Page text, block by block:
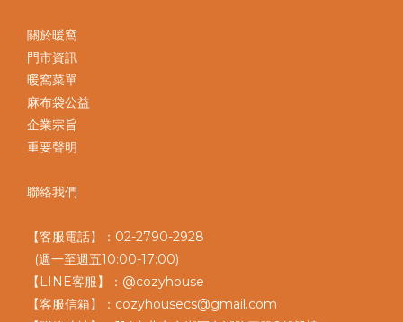
關於暖窩
門市資訊
暖窩菜單
麻布袋公益
企業宗旨
重要聲明
聯絡我們
【客服電話】：02-2790-2928
(週一至週五10:00-17:00)
【LINE客服】：@cozyhouse
【客服信箱】：cozyhousecs@gmail.com